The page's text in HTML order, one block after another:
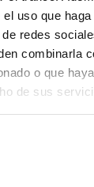
uso que
redes
combinarla
o que
de sus